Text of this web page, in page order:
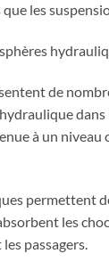
les
de
à un
permettent
les
passagers.